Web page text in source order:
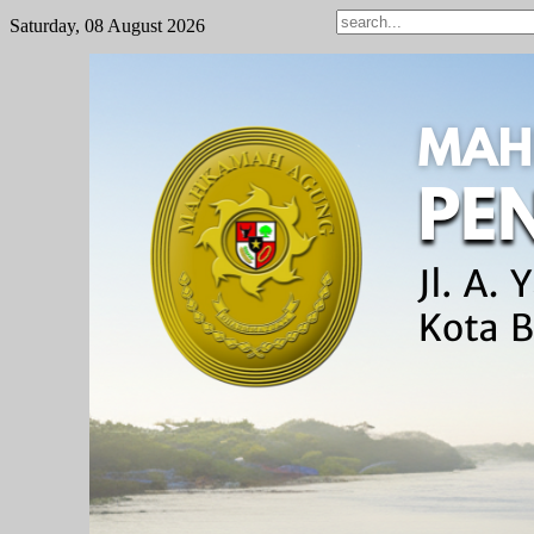
Saturday, 08 August 2026